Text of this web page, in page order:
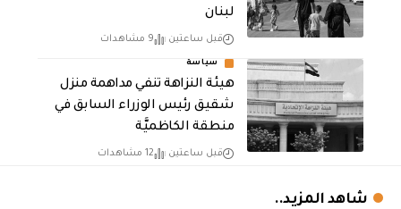
لبنان
قبل ساعتين 9 مشاهدات
سياسة
هيئة النزاهة تنفي مداهمة منزل
شقيق رئيس الوزراء السابق في
منطقة الكاظميَّة
قبل ساعتين 12 مشاهدات
شاهد المزيد..